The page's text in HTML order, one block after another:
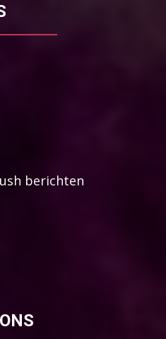
berichten